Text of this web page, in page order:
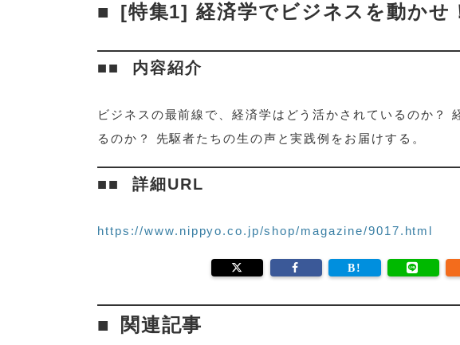
[特集1] 経済学でビジネスを動かせ
内容紹介
ビジネスの最前線で、経済学はどう活かされているのか？
るのか？ 先駆者たちの生の声と実践例をお届けする。
詳細URL
https://www.nippyo.co.jp/shop/magazine/9017.html
関連記事